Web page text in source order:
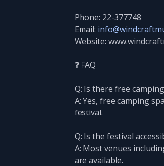
Phone: 22-377748
Email:
Website:
❓ FAQ
Q: Is there free
A: Yes, free camping
festival.
Q: Is the festival
A: Most venues
are available.